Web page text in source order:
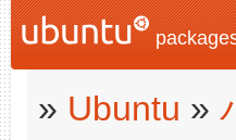
» Ubuntu »